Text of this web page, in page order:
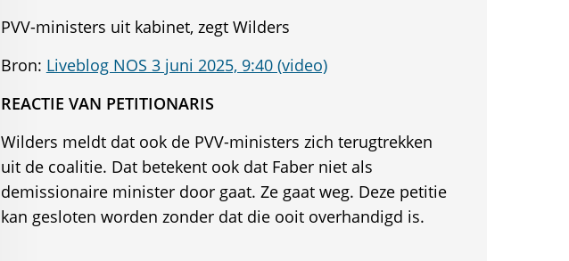
PVV-ministers uit kabinet, zegt Wilders
Bron: Liveblog NOS 3 juni 2025, 9:40 (video)
REACTIE VAN PETITIONARIS
Wilders meldt dat ook de PVV-ministers zich terugtrekken
uit de coalitie. Dat betekent ook dat Faber niet als
demissionaire minister door gaat. Ze gaat weg. Deze petitie
kan gesloten worden zonder dat die ooit overhandigd is.